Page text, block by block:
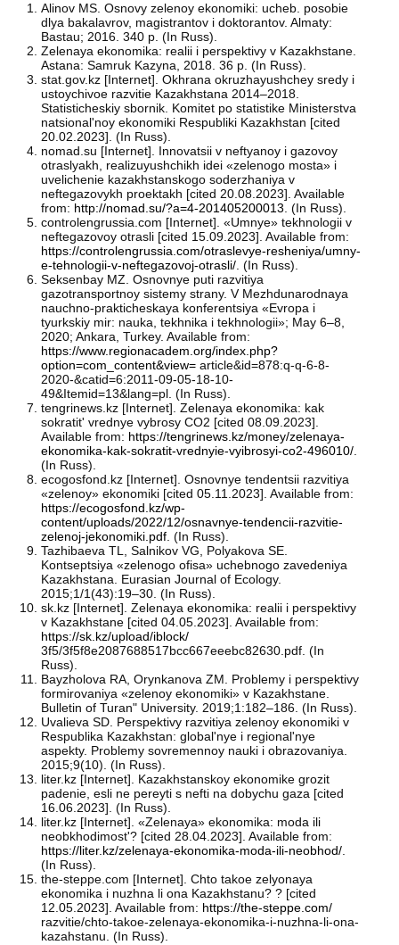
Alinov MS. Osnovy zelenoy ekonomiki: ucheb. posobie
dlya bakalavrov, magistrantov i doktorantov. Almaty:
Bastau; 2016. 340 p. (In Russ).
Zelenaya ekonomika: realii i perspektivy v Kazakhstane.
Astana: Samruk Kazyna, 2018. 36 p. (In Russ).
stat.gov.kz [Internet]. Okhrana okruzhayushchey sredy i
ustoychivoe razvitie Kazakhstana 2014–2018.
Statisticheskiy sbornik. Komitet po statistike Ministerstva
natsional'noy ekonomiki Respubliki Kazakhstan [cited
20.02.2023]. (In Russ).
nomad.su [Internet]. Innovatsii v neftyanoy i gazovoy
otraslyakh, realizuyushchikh idei «zelenogo mosta» i
uvelichenie kazakhstanskogo soderzhaniya v
neftegazovykh proektakh [cited 20.08.2023]. Available
from: http://nomad.su/?a=4-201405200013. (In Russ).
controlengrussia.com [Internet]. «Umnye» tekhnologii v
neftegazovoy otrasli [cited 15.09.2023]. Available from:
https://controlengrussia.com/otraslevye-resheniya/umny-
e-tehnologii-v-neftegazovoj-otrasli/. (In Russ).
Seksenbay MZ. Osnovnye puti razvitiya
gazotransportnoy sistemy strany. V Mezhdunarodnaya
nauchno-prakticheskaya konferentsiya «Evropa i
tyurkskiy mir: nauka, tekhnika i tekhnologii»; May 6–8,
2020; Ankara, Turkey. Available from:
https://www.regionacadem.org/index.php?
option=com_content&view= article&id=878:q-q-6-8-
2020-&catid=6:2011-09-05-18-10-
49&Itemid=13&lang=pl. (In Russ).
tengrinews.kz [Internet]. Zelenaya ekonomika: kak
sokratit' vrednye vybrosy CO2 [cited 08.09.2023].
Available from: https://tengrinews.kz/money/zelenaya-
ekonomika-kak-sokratit-vrednyie-vyibrosyi-co2-496010/.
(In Russ).
ecogosfond.kz [Internet]. Osnovnye tendentsii razvitiya
«zelenoy» ekonomiki [cited 05.11.2023]. Available from:
https://ecogosfond.kz/wp-
content/uploads/2022/12/osnavnye-tendencii-razvitie-
zelenoj-jekonomiki.pdf. (In Russ).
Tazhibaeva TL, Salnikov VG, Polyakova SE.
Kontseptsiya «zelenogo ofisa» uchebnogo zavedeniya
Kazakhstana. Eurasian Journal of Ecology.
2015;1/1(43):19–30. (In Russ).
sk.kz [Internet]. Zelenaya ekonomika: realii i perspektivy
v Kazakhstane [cited 04.05.2023]. Available from:
https://sk.kz/upload/iblock/
3f5/3f5f8e2087688517bcc667eeebc82630.pdf. (In
Russ).
Bayzholova RA, Orynkanova ZM. Problemy i perspektivy
formirovaniya «zelenoy ekonomiki» v Kazakhstane.
Bulletin of Turan" University. 2019;1:182–186. (In Russ).
Uvalieva SD. Perspektivy razvitiya zelenoy ekonomiki v
Respublika Kazakhstan: global'nye i regional'nye
aspekty. Problemy sovremennoy nauki i obrazovaniya.
2015;9(10). (In Russ).
liter.kz [Internet]. Kazakhstanskoy ekonomike grozit
padenie, esli ne pereyti s nefti na dobychu gaza [cited
16.06.2023]. (In Russ).
liter.kz [Internet]. «Zelenaya» ekonomika: moda ili
neobkhodimost'? [cited 28.04.2023]. Available from:
https://liter.kz/zelenaya-ekonomika-moda-ili-neobhod/.
(In Russ).
the-steppe.com [Internet]. Chto takoe zelyonaya
ekonomika i nuzhna li ona Kazakhstanu? ? [cited
12.05.2023]. Available from: https://the-steppe.com/
razvitie/chto-takoe-zelenaya-ekonomika-i-nuzhna-li-ona-
kazahstanu. (In Russ).